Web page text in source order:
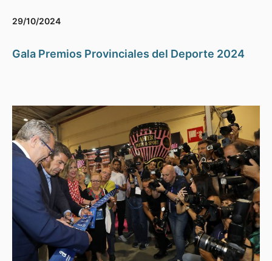
29/10/2024
Gala Premios Provinciales del Deporte 2024